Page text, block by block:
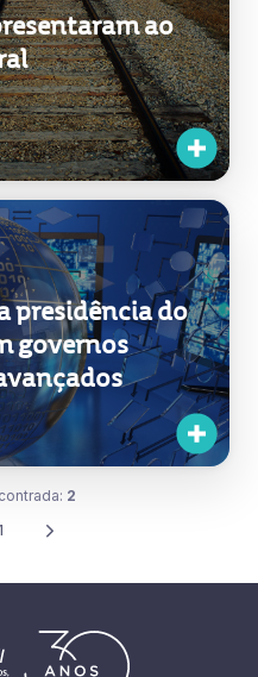
ao
presidência do
governos
2